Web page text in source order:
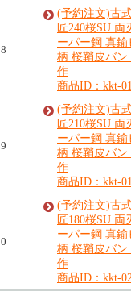
(予約注文)古
匠240桜SU 両
ーパー鋼 真鍮
柄 桜鞘皮バン
作
商品ID：kkt-
(予約注文)古
匠210桜SU 両
ーパー鋼 真鍮
柄 桜鞘皮バン
作
商品ID：kkt-
(予約注文)古
匠180桜SU 両
ーパー鋼 真鍮
柄 桜鞘皮バン
作
商品ID：kkt-